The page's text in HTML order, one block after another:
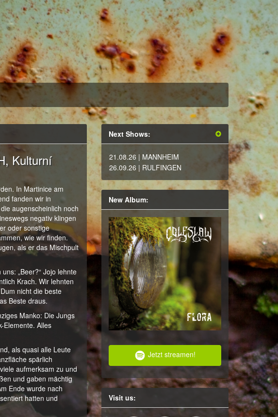
Kulturní
In Martinice am
fanden wir in
augenscheinlich noch
negativ klingen
oder sonstige
wie wir finden.
als er das Mischpult
„Beer?“ Jojo lehnte
Krach. Wir lehnten
nicht die beste
Beste draus.
Manko: Die Jungs
Elemente. Alles
als quasi alle Leute
spärlich
aufmerksam zu und
und gaben mächtig
Ende wurde nach
hatten und
Next Shows:
21.08.26 | MANNHEIM
26.09.26 | RULFINGEN
New Album:
Jetzt streamen!
Visit us: